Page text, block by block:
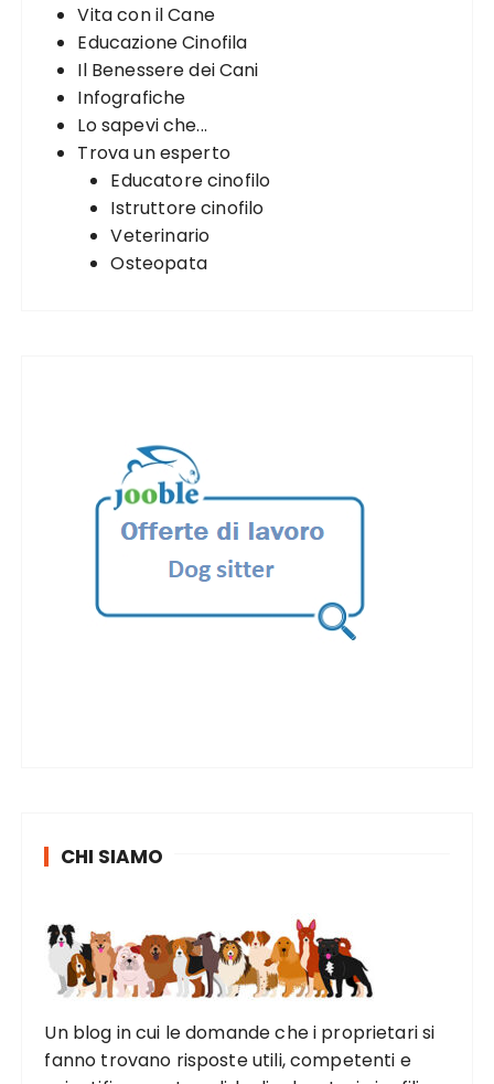
Vita con il Cane
Educazione Cinofila
Il Benessere dei Cani
Infografiche
Lo sapevi che...
Trova un esperto
Educatore cinofilo
Istruttore cinofilo
Veterinario
Osteopata
CHI SIAMO
Un blog in cui le domande che i proprietari si
fanno trovano risposte utili, competenti e